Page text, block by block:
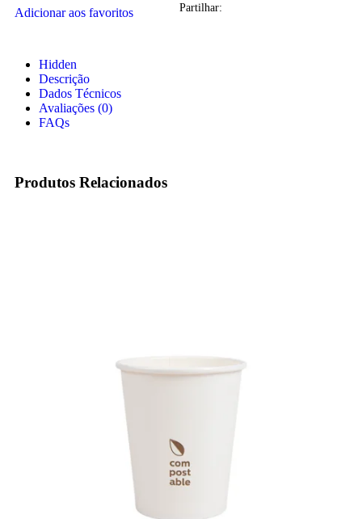
Adicionar aos favoritos Partilhar:
Hidden
Descrição
Dados Técnicos
Avaliações (0)
FAQs
Produtos Relacionados